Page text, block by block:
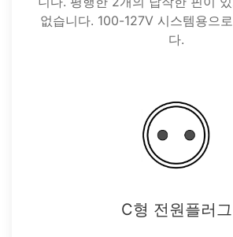
없습니다. 100-127V 시스템용으
다.
C형 전원플러그